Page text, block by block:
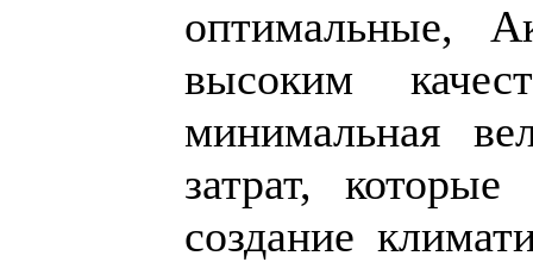
оптимальные,
высоким
минимальная
затрат,
создание